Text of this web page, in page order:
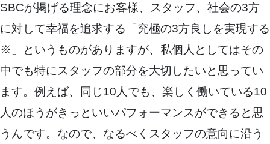
SBCが掲げる理念にお客様、スタッフ、社会の3方
に対して幸福を追求する「究極の3方良しを実現する
※」というものがありますが、私個人としてはその
中でも特にスタッフの部分を大切したいと思ってい
ます。例えば、同じ10人でも、楽しく働いている10
人のほうがきっといいパフォーマンスができると思
うんです。なので、なるべくスタッフの意向に沿う